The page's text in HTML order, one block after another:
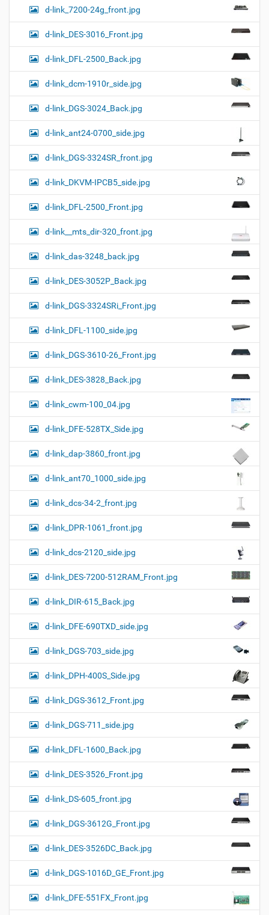
d-link_7200-24g_front.jpg
d-link_DES-3016_Front.jpg
d-link_DFL-2500_Back.jpg
d-link_dcm-1910r_side.jpg
d-link_DGS-3024_Back.jpg
d-link_ant24-0700_side.jpg
d-link_DGS-3324SR_front.jpg
d-link_DKVM-IPCB5_side.jpg
d-link_DFL-2500_Front.jpg
d-link__mts_dir-320_front.jpg
d-link_das-3248_back.jpg
d-link_DES-3052P_Back.jpg
d-link_DGS-3324SRi_Front.jpg
d-link_DFL-1100_side.jpg
d-link_DGS-3610-26_Front.jpg
d-link_DES-3828_Back.jpg
d-link_cwm-100_04.jpg
d-link_DFE-528TX_Side.jpg
d-link_dap-3860_front.jpg
d-link_ant70_1000_side.jpg
d-link_dcs-34-2_front.jpg
d-link_DPR-1061_front.jpg
d-link_dcs-2120_side.jpg
d-link_DES-7200-512RAM_Front.jpg
d-link_DIR-615_Back.jpg
d-link_DFE-690TXD_side.jpg
d-link_DGS-703_side.jpg
d-link_DPH-400S_Side.jpg
d-link_DGS-3612_Front.jpg
d-link_DGS-711_side.jpg
d-link_DFL-1600_Back.jpg
d-link_DES-3526_Front.jpg
d-link_DS-605_front.jpg
d-link_DGS-3612G_Front.jpg
d-link_DES-3526DC_Back.jpg
d-link_DGS-1016D_GE_Front.jpg
d-link_DFE-551FX_Front.jpg